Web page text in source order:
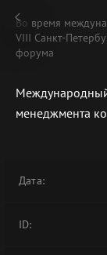
В АРХИВЕ
Во время
VIII Санкт-
форума
Международный
менеджмента
Дата:
ID: